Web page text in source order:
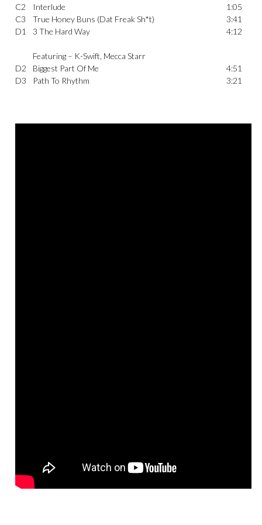
C2 Interlude
1:05
C3
True Honey Buns (Dat Freak Sh*t)
3:41
D1
3 The Hard Way
Featuring – K-Swift, Mecca Starr
4:12
D2 Biggest Part Of Me
4:51
D3
Path To Rhythm 3:21